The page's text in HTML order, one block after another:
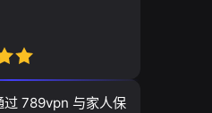
过 789vpn 与家人保